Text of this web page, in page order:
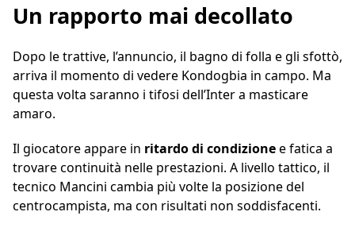
Un rapporto mai decollato
Dopo le trattive, l’annuncio, il bagno di folla e gli sfottò,
arriva il momento di vedere Kondogbia in campo. Ma
questa volta saranno i tifosi dell’Inter a masticare
amaro.
Il giocatore appare in ritardo di condizionee fatica a
trovare continuità nelle prestazioni. A livello tattico, il
tecnico Mancini cambia più volte la posizione del
centrocampista, ma con risultati non soddisfacenti.